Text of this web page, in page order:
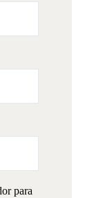
para